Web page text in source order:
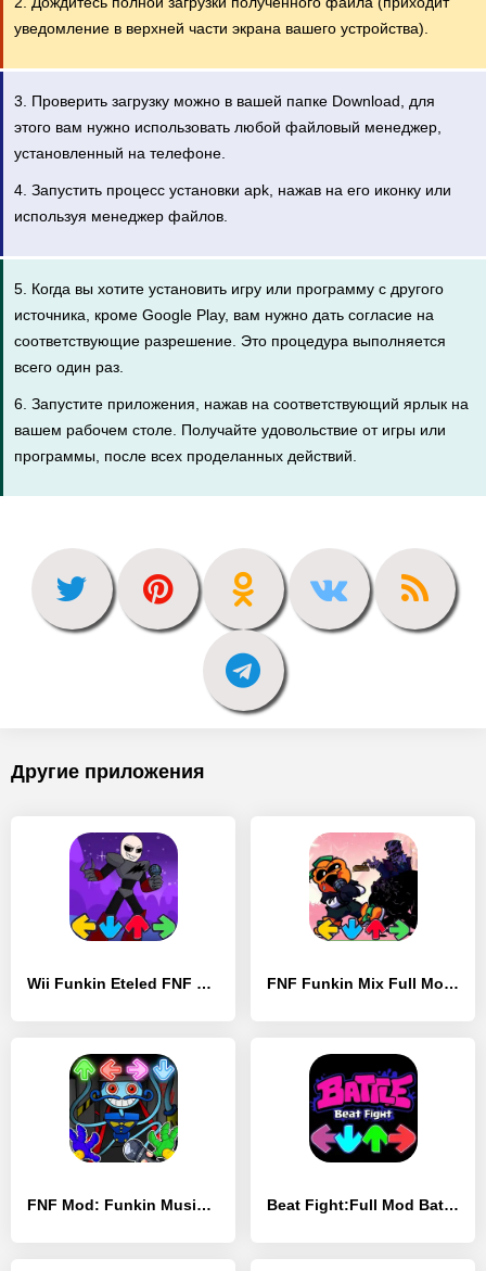
уведомление в верхней части экрана вашего устройства).
3. Проверить загрузку можно в вашей папке Download, для
этого вам нужно использовать любой файловый менеджер,
установленный на телефоне.
4. Запустить процесс установки apk, нажав на его иконку или
используя менеджер файлов.
5. Когда вы хотите установить игру или программу с другого
источника, кроме Google Play, вам нужно дать согласие на
соответствующие разрешение. Это процедура выполняется
всего один раз.
6. Запустите приложения, нажав на соответствующий ярлык на
вашем рабочем столе. Получайте удовольствие от игры или
программы, после всех проделанных действий.
Другие приложения
Wii Funkin Eteled FNF Mod - [MOD Бесконечные монеты] FNF Funkin Mix Full Mod - [MOD Бесконечные деньги]
FNF Mod: Funkin Music Battle - [MOD Бесконечные деньги] Beat Fight:Full Mod Battle - [MOD Бесконечные монеты]